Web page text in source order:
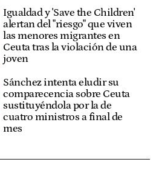
Igualdad y 'Save the Children'
alertan del "riesgo" que viven
las menores migrantes en
Ceuta tras la violación de una
joven
Sánchez intenta eludir su
comparecencia sobre Ceuta
sustituyéndola por la de
cuatro ministros a final de
mes